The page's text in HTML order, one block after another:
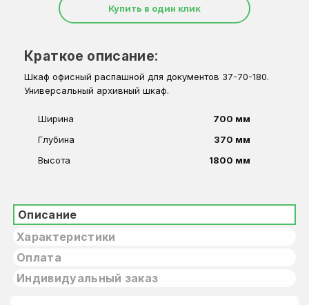
Купить в один клик
Краткое описание:
Шкаф офисный распашной для документов 37-70-180.
Универсальный архивный шкаф.
Ширина
700 мм
Глубина
370 мм
Высота
1800 мм
Описание
Характеристики
Оплата
Индивидуальный заказ